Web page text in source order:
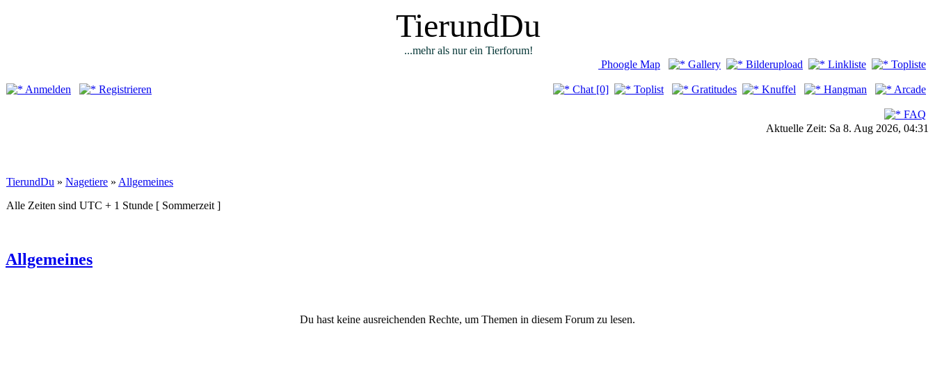
TierundDu
...mehr als nur ein Tierforum!
Anmelden Registrieren
Phoogle Map Gallery Bilderupload Linkliste Topliste
Chat [0] Toplist Gratitudes Knuffel Hangman Arcade
FAQ
Aktuelle Zeit: Sa 8. Aug 2026, 04:31
TierundDu » Nagetiere » Allgemeines
Alle Zeiten sind UTC + 1 Stunde [ Sommerzeit ]
Allgemeines
Du hast keine ausreichenden Rechte, um Themen in diesem Forum zu lesen.